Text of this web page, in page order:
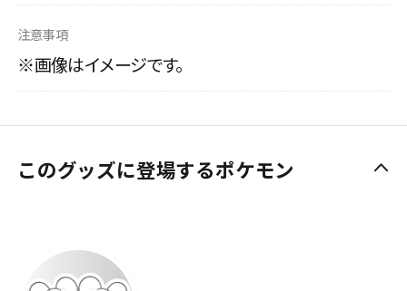
注意事項
※画像はイメージです。
このグッズに登場するポケモン